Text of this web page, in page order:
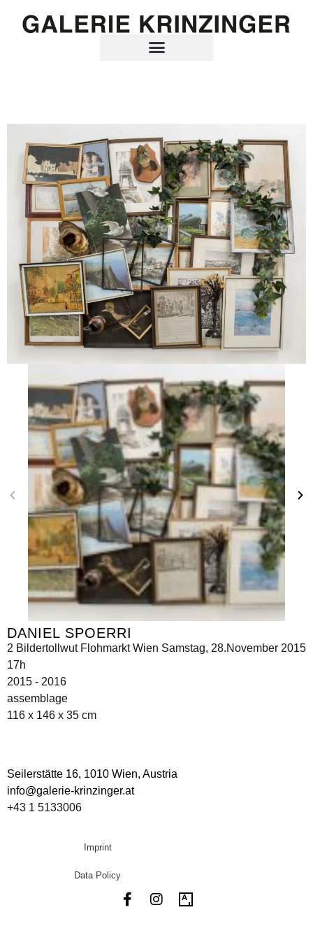
DANIEL SPOERRI
2 Bildertollwut Flohmarkt Wien Samstag, 28.November 2015
17h
2015 - 2016
assemblage
116 x 146 x 35 cm
Seilerstätte 16, 1010 Wien, Austria
info@galerie-krinzinger.at
+43 1 5133006
Imprint
Data Policy